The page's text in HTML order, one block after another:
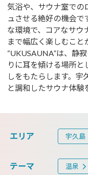
気浴や、サウナ室での
ュさせる絶好の機会
な環境で、コアなサウ
まで幅広く楽しむこと
“UKUSAUNA”は、静
りに耳を傾ける場所
しをもたらします。宇
と調和したサウナ体験
エリア 宇久島
テーマ 温泉